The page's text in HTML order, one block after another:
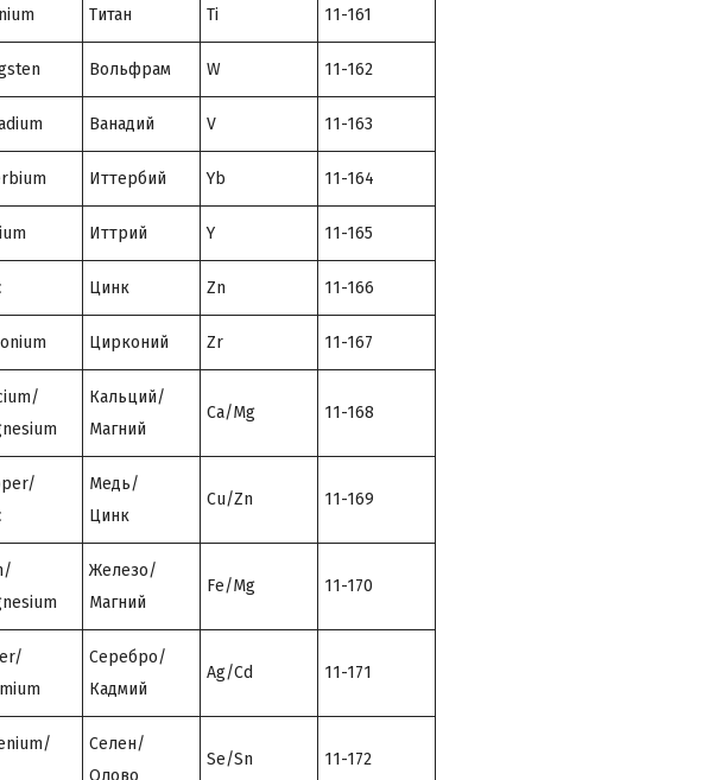
Титан Ti 11-161
Вольфрам W 11-162
Ванадий V 11-163
Иттербий Yb 11-164
Иттрий Y 11-165
Цинк Zn 11-166
Цирконий Zr 11-167
Кальций/
Магний
Ca/Mg 11-168
Медь/
Цинк
Cu/Zn 11-169
Железо/
Магний
Fe/Mg 11-170
Серебро/
Кадмий
Ag/Cd 11-171
Селен/
Олово
Se/Sn 11-172